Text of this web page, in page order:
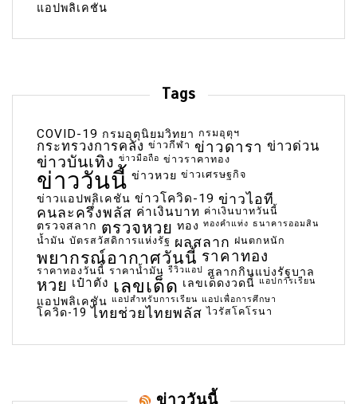
แอปพลิเคชัน
Tags
COVID-19 กรมอุตุนิยมวิทยา กรมอุตุฯ
กระทรวงการคลัง ข่าวกีฬา ข่าวดารา ข่าวด่วน
ข่าวบันเทิง ข่าวมือถือ ข่าวราคาทอง
ข่าววันนี้ ข่าวหวย ข่าวเศรษฐกิจ
ข่าวแอปพลิเคชัน ข่าวโควิด-19 ข่าวไอที
คนละครึ่งพลัส ค่าเงินบาท ค่าเงินบาทวันนี้
ตรวจสลาก ตรวจหวย ทอง ทองคำแท่ง ธนาคารออมสิน
น้ำมัน บัตรสวัสดิการแห่งรัฐ ผลสลาก ฝนตกหนัก
พยากรณ์อากาศวันนี้ ราคาทอง
ราคาทองวันนี้ ราคาน้ำมัน รีวิวแอป สลากกินแบ่งรัฐบาล
หวย เป๋าตัง เลขเด็ด เลขเด็ดงวดนี้ แอปการเรียน
แอปพลิเคชัน แอปสำหรับการเรียน แอปเพื่อการศึกษา
โควิด-19 ไทยช่วยไทยพลัส ไวรัสโคโรนา
ข่าววันนี้